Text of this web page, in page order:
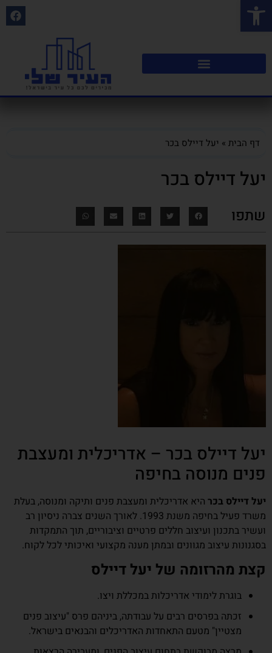
פתח סרגל נגישות
דף הבית » יעל דיילס בכר
יעל דיילס בכר
שתפו
יעל דיילס בכר – אדריכלית ומעצבת
פנים מנוסה בחיפה
יעל דיילס בכר היא אדריכלית ומעצבת פנים ותיקה ומנוסה, בעלת
משרד פעיל בחיפה משנת 1993. לאורך השנים צברה ניסיון רב
ועשיר בתכנון ועיצוב חללים פרטיים וציבוריים, תוך התמקדות
בסגנונות עיצוב מגוונים ובמתן מענה מקצועי ואיכותי לכל לקוח.
קצת מהרזומה של יעל דיילס
בוגרת לימודי אדריכלות במכללת ויצו.
זכתה בפרסים רבים על עבודתה, ביניהם פרס "עיצוב פנים
מצטיין" מטעם התאחדות האדריכלים והבנאים בישראל.